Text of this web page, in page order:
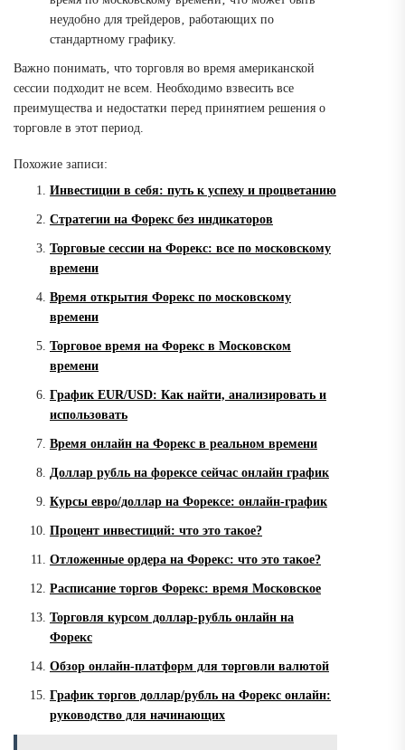
неудобно для трейдеров‚ работающих по
стандартному графику.
Важно понимать‚ что торговля во время американской
сессии подходит не всем. Необходимо взвесить все
преимущества и недостатки перед принятием решения о
торговле в этот период.
Похожие записи:
Инвестиции в себя: путь к успеху и процветанию
Стратегии на Форекс без индикаторов
Торговые сессии на Форекс: все по московскому
времени
Время открытия Форекс по московскому
времени
Торговое время на Форекс в Московском
времени
График EUR/USD: Как найти, анализировать и
использовать
Время онлайн на Форекс в реальном времени
Доллар рубль на форексе сейчас онлайн график
Курсы евро/доллар на Форексе: онлайн-график
Процент инвестиций: что это такое?
Отложенные ордера на Форекс: что это такое?
Расписание торгов Форекс: время Московское
Торговля курсом доллар-рубль онлайн на
Форекс
Обзор онлайн-платформ для торговли валютой
График торгов доллар/рубль на Форекс онлайн:
руководство для начинающих